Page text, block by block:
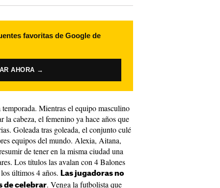
favoritas de Google de
AHORA →
Mientras el equipo masculino
la cabeza, el femenino ya hace años que
Goleada tras goleada, el conjunto culé
equipos del mundo. Alexia, Aitana,
de tener en la misma ciudad una
Los títulos las avalan con 4 Balones
últimos 4 años. Las jugadoras no
de celebrar. Venga la futbolista que